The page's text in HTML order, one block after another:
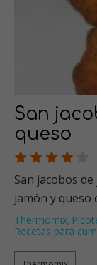
San
queso
San jacobos
jamón y queso
Thermomix,
Recetas para